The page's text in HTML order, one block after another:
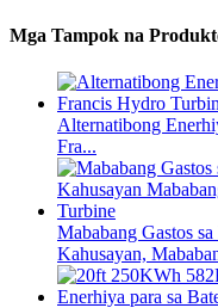
Mga Tampok na
Alternatibong
Fra...
Mababang Gastos
Kahusayan,